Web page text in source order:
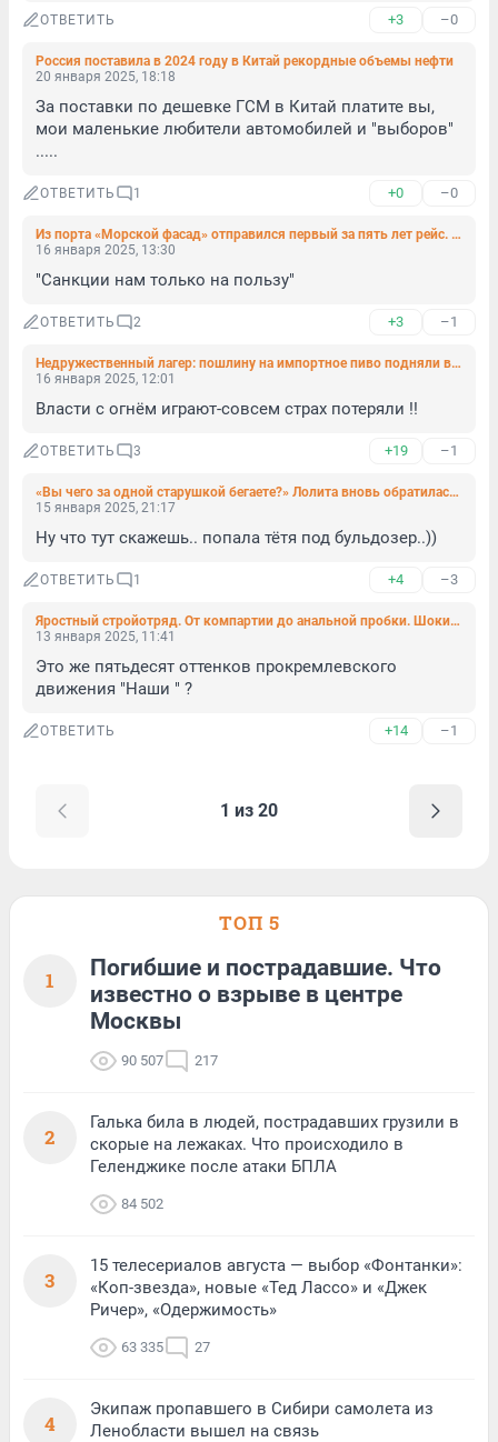
ОТВЕТИТЬ +3 –0
Россия поставила в 2024 году в Китай рекордные объемы нефти
20 января 2025, 18:18
За поставки по дешевке ГСМ в Китай платите вы,
мои маленькие любители автомобилей и "выборов"
.....
ОТВЕТИТЬ 1 +0 –0
Из порта «Морской фасад» отправился первый за пять лет рейс. Показываем, как это было
16 января 2025, 13:30
"Санкции нам только на пользу"
ОТВЕТИТЬ 2 +3 –1
Недружественный лагер: пошлину на импортное пиво подняли в 10 раз
16 января 2025, 12:01
Власти с огнём играют-совсем страх потеряли !!
ОТВЕТИТЬ 3 +19 –1
«Вы чего за одной старушкой бегаете?» Лолита вновь обратилась к «Русской общине»
15 января 2025, 21:17
Ну что тут скажешь.. попала тётя под бульдозер..))
ОТВЕТИТЬ 1 +4 –3
Яростный стройотряд. От компартии до анальной пробки. Шокирующий (или нет?) рассказ о поездке студентки в тайгу
13 января 2025, 11:41
Это же пятьдесят оттенков прокремлевского
движения "Наши " ?
ОТВЕТИТЬ +14 –1
1 из 20
ТОП 5
1
Погибшие и пострадавшие. Что
известно о взрыве в центре
Москвы
90 507 217
2
Галька била в людей, пострадавших грузили в
скорые на лежаках. Что происходило в
Геленджике после атаки БПЛА
84 502
3
15 телесериалов августа — выбор «Фонтанки»:
«Коп-звезда», новые «Тед Лассо» и «Джек
Ричер», «Одержимость»
63 335 27
4
Экипаж пропавшего в Сибири самолета из
Ленобласти вышел на связь